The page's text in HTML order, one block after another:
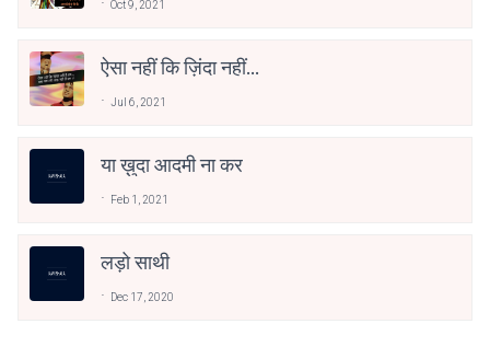
आवाज मेरे दर्द भरे सीने की।
Oct 9, 2021
ऐसा नहीं कि ज़िंदा नहीं
Jul 6, 2021
या ख़ुदा आदमी ना कर
Feb 1, 2021
लड़ो साथी
Dec 17, 2020